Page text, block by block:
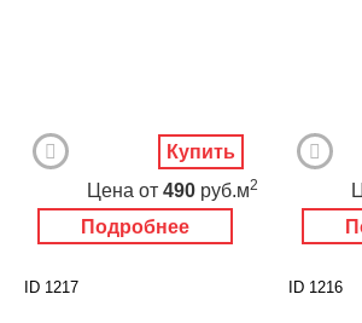
Подробнее
Цена от 490 руб.м2
Купить
ID 1217 ID 1216